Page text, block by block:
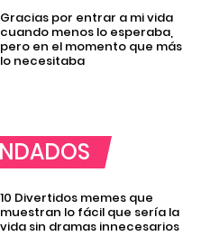
Gracias por entrar a mi vida
cuando menos lo esperaba,
pero en el momento que más
lo necesitaba
10 Divertidos memes que
muestran lo fácil que sería la
vida sin dramas innecesarios